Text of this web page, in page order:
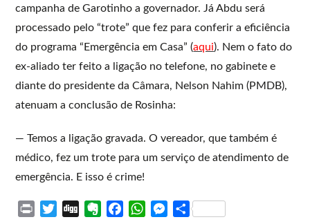
campanha de Garotinho a governador. Já Abdu será
processado pelo “trote” que fez para conferir a eficiência
do programa “Emergência em Casa” (aqui). Nem o fato do
ex-aliado ter feito a ligação no telefone, no gabinete e
diante do presidente da Câmara, Nelson Nahim (PMDB),
atenuam a conclusão de Rosinha:
— Temos a ligação gravada. O vereador, que também é
médico, fez um trote para um serviço de atendimento de
emergência. E isso é crime!
D
W
M
S